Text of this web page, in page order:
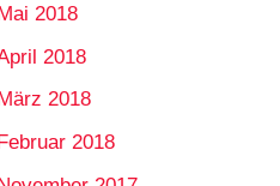
2018
2018
März 2018
Februar 2018